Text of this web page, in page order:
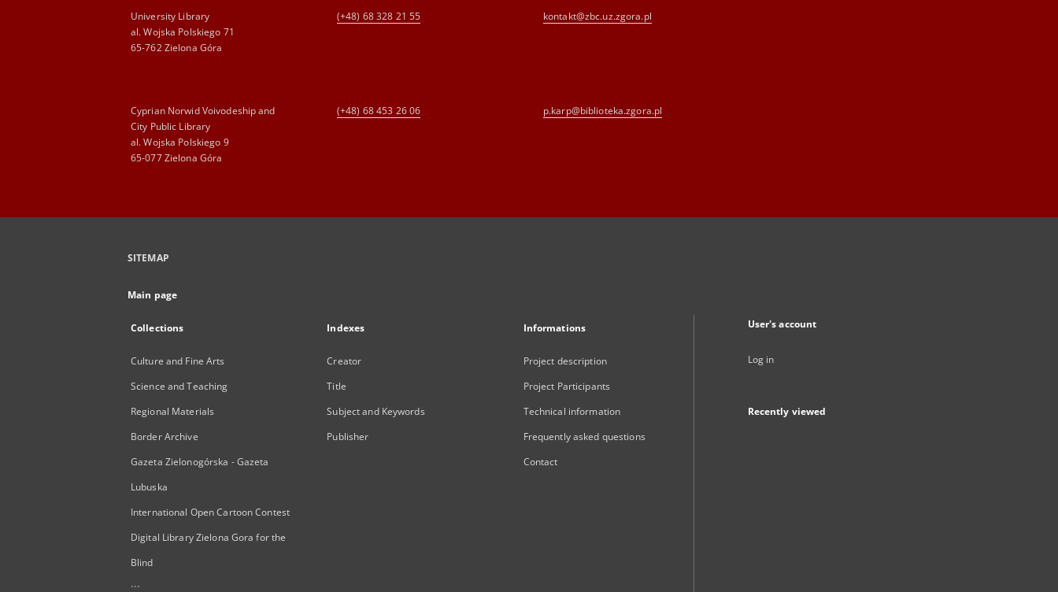
University Library
al. Wojska Polskiego 71
65-762 Zielona Góra
(+48) 68 328 21 55 kontakt@zbc.uz.zgora.pl
Cyprian Norwid Voivodeship and
City Public Library
al. Wojska Polskiego 9
65-077 Zielona Góra
(+48) 68 453 26 06 p.karp@biblioteka.zgora.pl
SITEMAP
Main page
Collections
Culture and Fine Arts
Science and Teaching
Regional Materials
Border Archive
Gazeta Zielonogórska - Gazeta
Lubuska
International Open Cartoon Contest
Digital Library Zielona Gora for the
Blind
...
Indexes
Creator
Title
Subject and Keywords
Publisher
Informations
Project description
Project Participants
Technical information
Frequently asked questions
Contact
User's account
Log in
Recently viewed